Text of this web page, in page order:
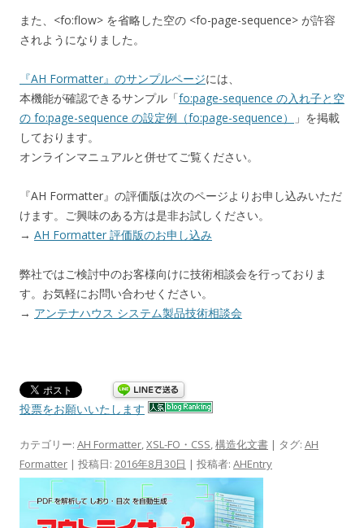
また、<fo:flow> を省略した空の <fo-page-sequence> が許容
されようになりました。
『AH Formatter』のサンプルページには、
本機能が確認できるサンプル「fo:page-sequence の入れ子と空
の fo:page-sequence の設定例（fo:page-sequence）
」を掲載
しております。
オンラインマニュアルと併せてご覧ください。
『AH Formatter』の評価版は次のページよりお申し込みいただ
けます。ご興味のある方は是非お試しください。
→ AH Formatter 評価版のお申し込み
弊社ではご検討中のお客様向けに技術相談会を行っておりま
す。お気軽にお問い合わせください。
→ アンテナハウス システム製品技術相談会
投票をお願いいたします
カテゴリー: AH Formatter,XSL-FO・CSS,構造化文書 | タグ: AH
Formatter | 投稿日: 2016年8月30日 | 投稿者: AHEntry